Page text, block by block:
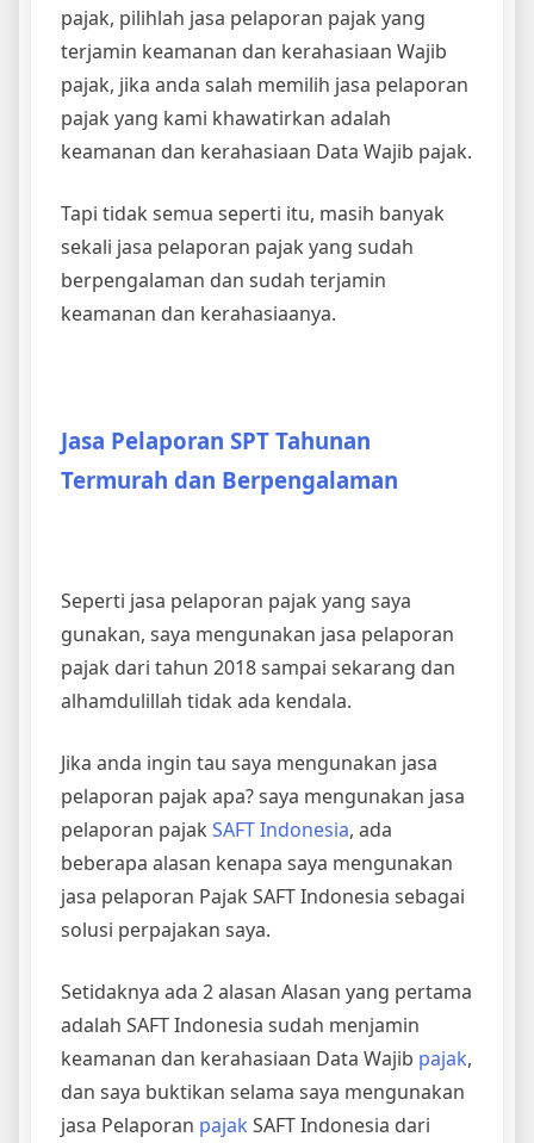
pajak, pilihlah jasa pelaporan pajak yang
terjamin keamanan dan kerahasiaan Wajib
pajak, jika anda salah memilih jasa pelaporan
pajak yang kami khawatirkan adalah
keamanan dan kerahasiaan Data Wajib pajak.
Tapi tidak semua seperti itu, masih banyak
sekali jasa pelaporan pajak yang sudah
berpengalaman dan sudah terjamin
keamanan dan kerahasiaanya.
Jasa Pelaporan SPT Tahunan
Termurah dan Berpengalaman
Seperti jasa pelaporan pajak yang saya
gunakan, saya mengunakan jasa pelaporan
pajak dari tahun 2018 sampai sekarang dan
alhamdulillah tidak ada kendala.
Jika anda ingin tau saya mengunakan jasa
pelaporan pajak apa? saya mengunakan jasa
pelaporan pajak SAFT Indonesia, ada
beberapa alasan kenapa saya mengunakan
jasa pelaporan Pajak SAFT Indonesia sebagai
solusi perpajakan saya.
Setidaknya ada 2 alasan Alasan yang pertama
adalah SAFT Indonesia sudah menjamin
keamanan dan kerahasiaan Data Wajib pajak,
dan saya buktikan selama saya mengunakan
jasa Pelaporan pajak SAFT Indonesia dari